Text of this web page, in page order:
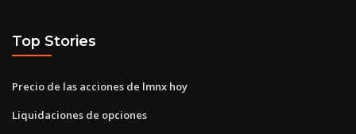
Top Stories
Precio de las acciones de lmnx hoy
Liquidaciones de opciones